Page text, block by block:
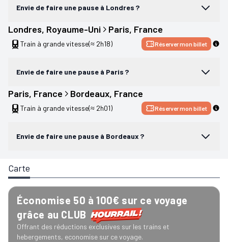
Envie de faire une pause à Londres ?
Londres, Royaume-Uni Paris, France
Train à grande vitesse(≈ 2h18) Réserver mon billet
Envie de faire une pause à Paris ?
Paris, France Bordeaux, France
Train à grande vitesse(≈ 2h01) Réserver mon billet
Envie de faire une pause à Bordeaux ?
Carte
Économise 50 à 100€ sur ce voyage
grâce au CLUB
Offrant des réductions exclusives sur les trains et
hebergements, economise sur ce voyage.